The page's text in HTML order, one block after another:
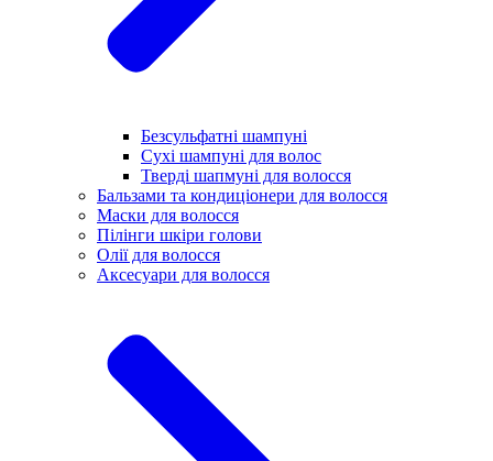
Безсульфатні шампуні
Сухі шампуні для волос
Тверді шапмуні для волосся
Бальзами та кондиціонери для волосся
Маски для волосся
Пілінги шкіри голови
Олії для волосся
Аксесуари для волосся